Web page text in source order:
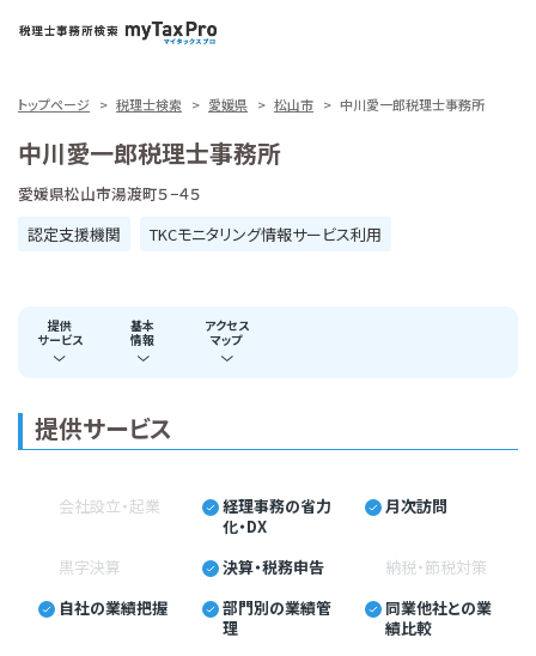
トップページ 税理士検索 愛媛県 松山市 中川愛一郎税理士事務所
中川愛一郎税理士事務所
愛媛県松山市湯渡町５−４５
認定支援機関
TKCモニタリング情報サービス利用
提供
サービス
基本
情報
アクセス
マップ
提供サービス
会社設立・起業
経理事務の省力
化・DX
月次訪問
黒字決算 決算・税務申告
納税・節税対策
自社の業績把握
部門別の業績管
理
同業他社との業
績比較